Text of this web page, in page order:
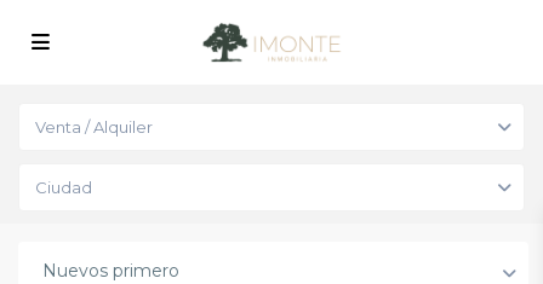
Venta / Alquiler
Ciudad
Nuevos primero